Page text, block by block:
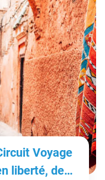
Voyage
liberté, de